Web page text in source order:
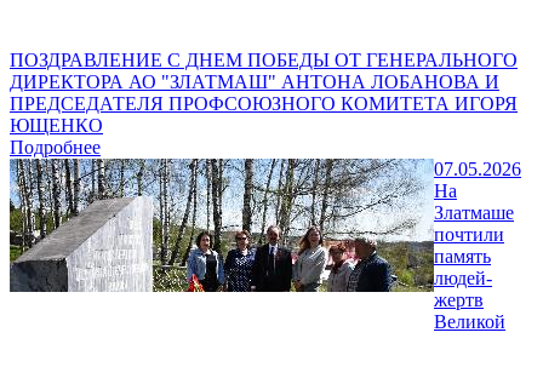
ПОЗДРАВЛЕНИЕ С ДНЕМ ПОБЕДЫ ОТ ГЕНЕРАЛЬНОГО
ДИРЕКТОРА АО "ЗЛАТМАШ" АНТОНА ЛОБАНОВА И
ПРЕДСЕДАТЕЛЯ ПРОФСОЮЗНОГО КОМИТЕТА ИГОРЯ
ЮЩЕНКО
Подробнее
07.05.2026
На
Златмаше
почтили
память
людей-
жертв
Великой